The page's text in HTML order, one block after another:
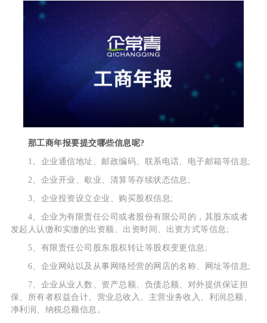
那工商年报要提交哪些信息呢?
1、企业通信地址、邮政编码、联系电话、电子邮箱等信息;
2、企业开业、歇业、清算等存续状态信息;
3、企业投资设立企业、购买股权信息;
4、企业为有限责任公司或者股份有限公司的，其股东或者
发起人认缴和实缴的出资额、出资时间、出资方式等信息;
5、有限责任公司股东股权转让等股权变更信息;
6、企业网站以及从事网络经营的网店的名称、网址等信息;
7、企业从业人数、资产总额、负债总额、对外提供保证担
保、所有者权益合计、营业总收入、主营业务收入、利润总额、
净利润、纳税总额信息。